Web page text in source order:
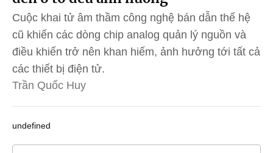
Cuộc khai tử âm thầm công nghệ bán dẫn thế hệ
cũ khiến các dòng chip analog quản lý nguồn và
điều khiển trở nên khan hiếm, ảnh hưởng tới tất cả
các thiết bị điện tử.
Trần Quốc Huy
undefined